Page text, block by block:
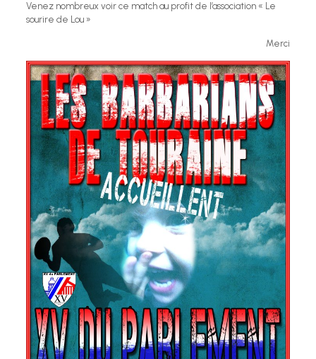
Venez nombreux voir ce match au profit de l’association « Le
sourire de Lou »
Merci